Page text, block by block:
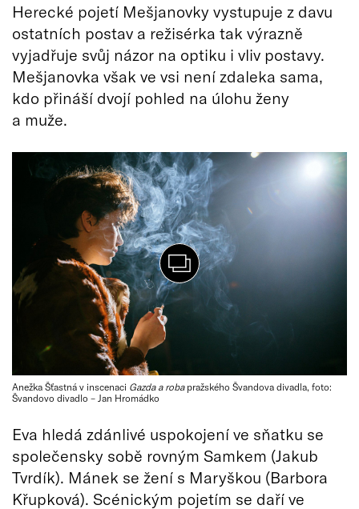
Herecké pojetí Mešjanovky vystupuje z davu
ostatních postav a režisérka tak výrazně
vyjadřuje svůj názor na optiku i vliv postavy.
Mešjanovka však ve vsi není zdaleka sama,
kdo přináší dvojí pohled na úlohu ženy
a muže.
Anežka Šťastná v inscenaci Gazda a robapražského Švandova divadla, foto:
Švandovo divadlo – Jan Hromádko
Eva hledá zdánlivé uspokojení ve sňatku se
společensky sobě rovným Samkem (Jakub
Tvrdík). Mánek se žení s Maryškou (Barbora
Křupková). Scénickým pojetím se daří ve